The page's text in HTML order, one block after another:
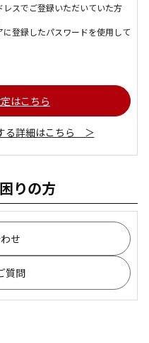
スでご登録いただいていた方
登録したパスワードを使用して
はこちら
る詳細はこちら ＞
りの方
せ
質問